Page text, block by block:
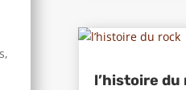
l’histoire du